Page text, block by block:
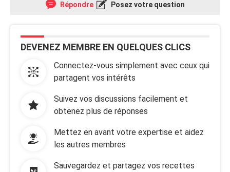
Répondre Posez votre question
DEVENEZ MEMBRE EN QUELQUES CLICS
Connectez-vous simplement avec ceux qui
partagent vos intérêts
Suivez vos discussions facilement et
obtenez plus de réponses
Mettez en avant votre expertise et aidez
les autres membres
Sauvegardez et partagez vos recettes